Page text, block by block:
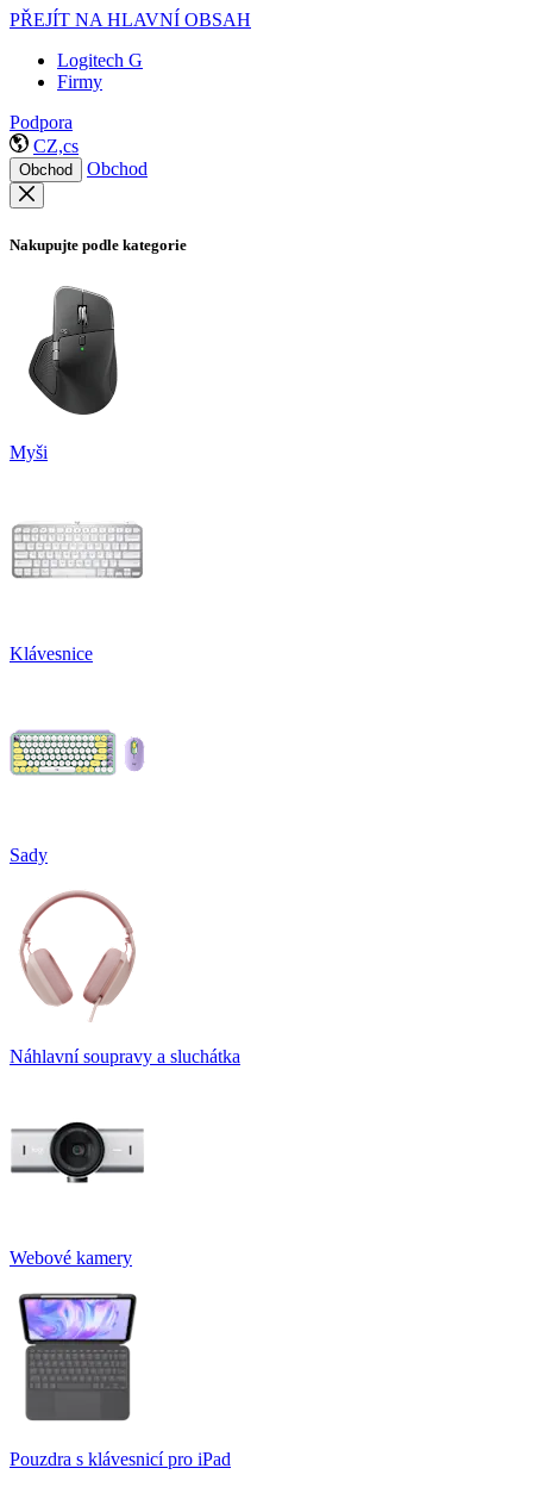
PŘEJÍT NA HLAVNÍ OBSAH
Logitech G
Firmy
Podpora
CZ,cs
Obchod Obchod
Nakupujte podle kategorie
Myši
Klávesnice
Sady
Náhlavní soupravy a sluchátka
Webové kamery
Pouzdra s klávesnicí pro iPad